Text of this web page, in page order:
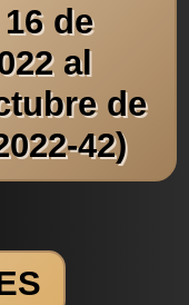
de
al
de
42)